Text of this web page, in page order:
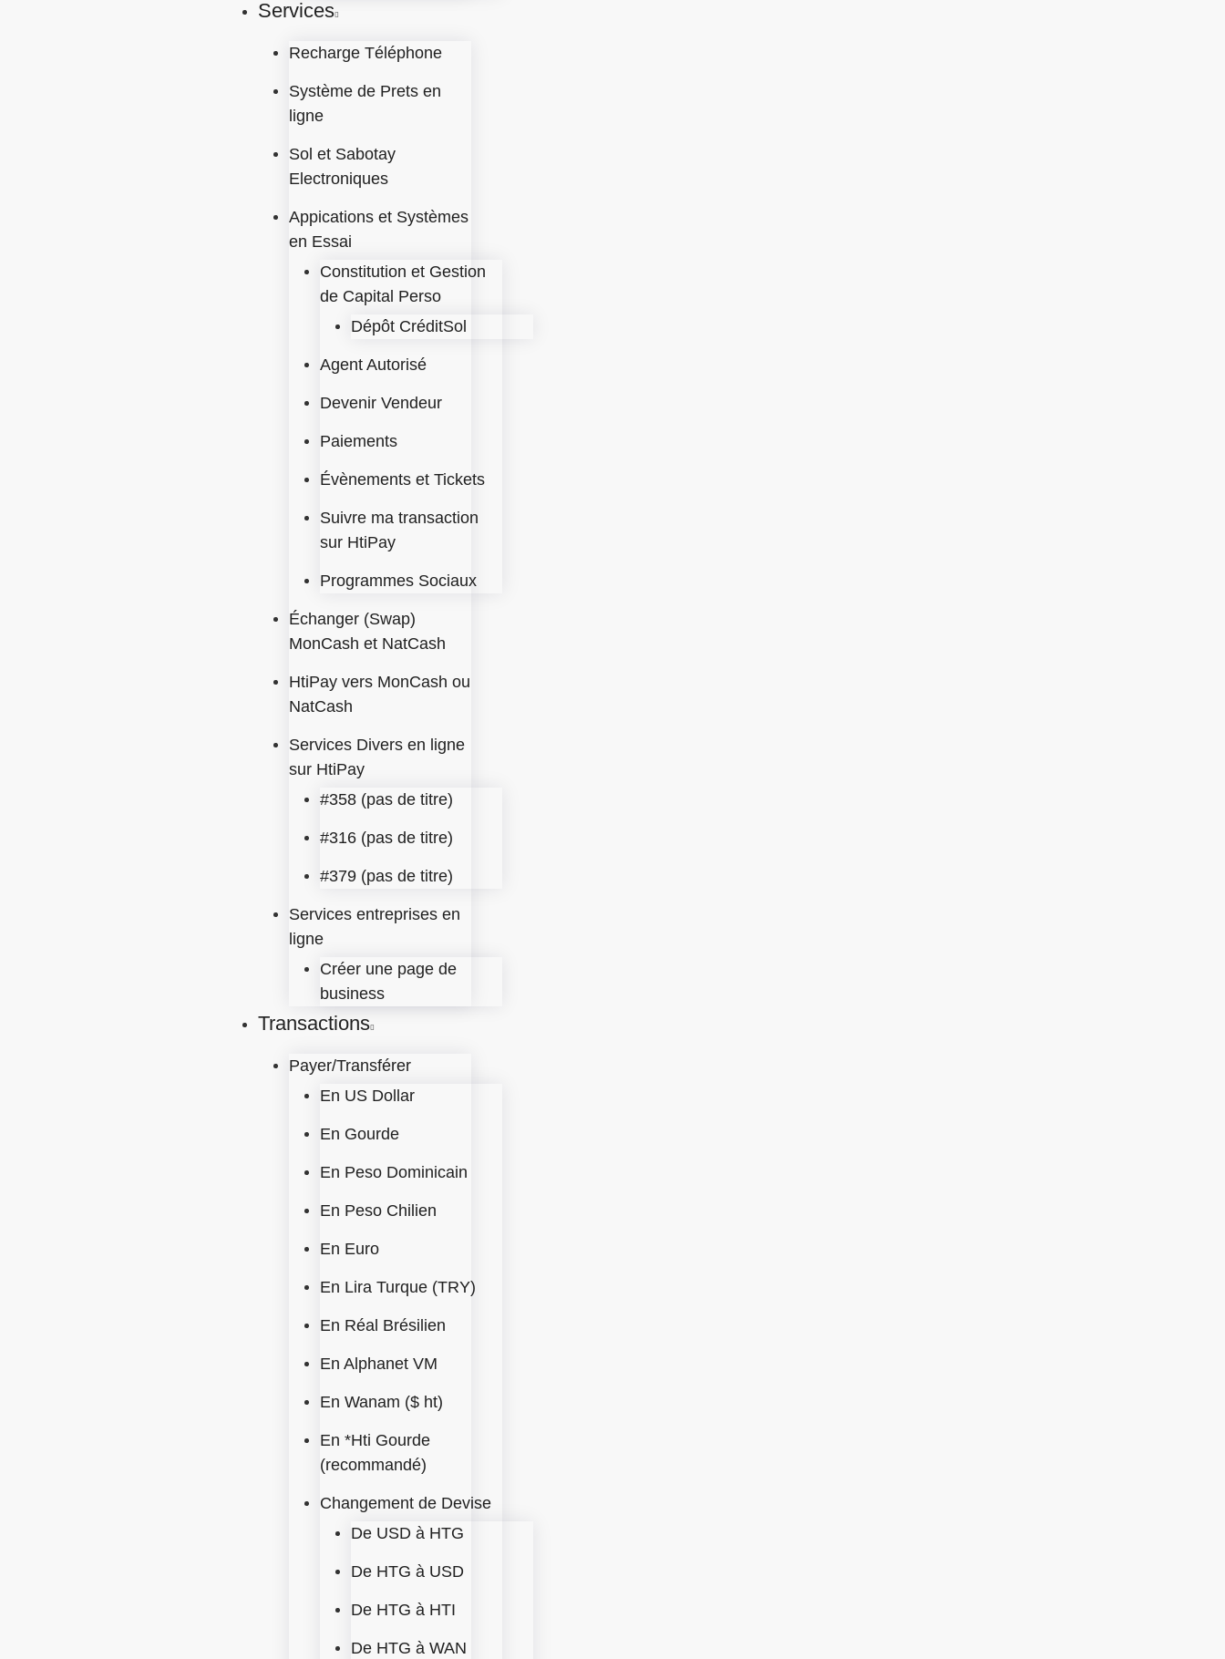
Services
Recharge Téléphone
Système de Prets en
ligne
Sol et Sabotay
Electroniques
Appications et Systèmes
en Essai
Constitution et Gestion
de Capital Perso
Dépôt CréditSol
Agent Autorisé
Devenir Vendeur
Paiements
Évènements et Tickets
Suivre ma transaction
sur HtiPay
Programmes Sociaux
Échanger (Swap)
MonCash et NatCash
HtiPay vers MonCash ou
NatCash
Services Divers en ligne
sur HtiPay
#358 (pas de titre)
#316 (pas de titre)
#379 (pas de titre)
Services entreprises en
ligne
Créer une page de
business
Transactions
Payer/Transférer
En US Dollar
En Gourde
En Peso Dominicain
En Peso Chilien
En Euro
En Lira Turque (TRY)
En Réal Brésilien
En Alphanet VM
En Wanam ($ ht)
En *Hti Gourde
(recommandé)
Changement de Devise
De USD à HTG
De HTG à USD
De HTG à HTI
De HTG à WAN